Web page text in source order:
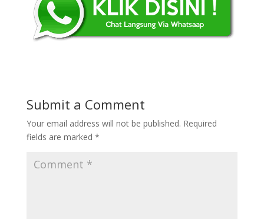
Submit a Comment
Your email address will not be published. Required
fields are marked *